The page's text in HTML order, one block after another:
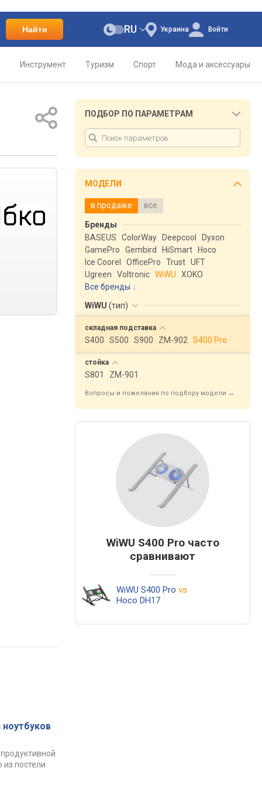
Найти Украина
RU Войти
Инструмент Туризм Спорт Мода и аксессуары
постели
ПОДБОР ПО ПАРАМЕТРАМ
МОДЕЛИ
в продаже все
Бренды
BASEUS
ColorWay Deepcool
Dyxon
GamePro
Gembird HiSmart
Hoco
Ice Coorel
OfficePro Trust UFT
Ugreen
Voltronic WiWU
XOKO
Все бренды
WiWU (тип)
складная подставка
S400 S500 S900 ZM-902 S400 Pro
стойка
S801 ZM-901
Вопросы и пожелания по подбору модели →
WiWU S400 Pro часто
сравнивают
WiWU S400 Pro vs
Hoco DH17